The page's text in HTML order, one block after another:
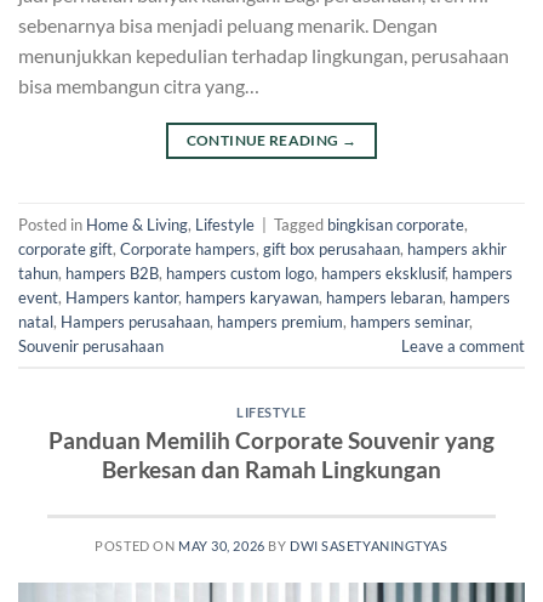
sebenarnya bisa menjadi peluang menarik. Dengan
menunjukkan kepedulian terhadap lingkungan, perusahaan
bisa membangun citra yang…
CONTINUE READING →
Posted in Home & Living, Lifestyle | Tagged bingkisan corporate,
corporate gift, Corporate hampers, gift box perusahaan, hampers akhir
tahun, hampers B2B, hampers custom logo, hampers eksklusif, hampers
event, Hampers kantor, hampers karyawan, hampers lebaran, hampers
natal, Hampers perusahaan, hampers premium, hampers seminar,
Souvenir perusahaan
Leave a comment
LIFESTYLE
Panduan Memilih Corporate Souvenir yang
Berkesan dan Ramah Lingkungan
POSTED ON MAY 30, 2026 BY DWI SASETYANINGTYAS